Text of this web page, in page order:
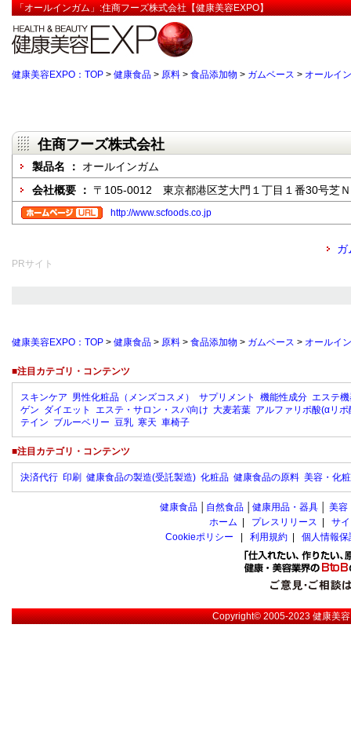
「オールインガム」:住商フーズ株式会社【健康美容EXPO】
健康美容EXPO：TOP > 健康食品 > 原料 > 食品添加物 > ガムベース > オールイ
住商フーズ株式会社
製品名 ： オールインガム
会社概要 ： 〒105-0012 東京都港区芝大門１丁目１番30号芝
http://www.scfoods.co.jp
ガ
PRサイト
健康美容EXPO：TOP > 健康食品 > 原料 > 食品添加物 > ガムベース > オールイ
■注目カテゴリ・コンテンツ
スキンケア 男性化粧品（メンズコスメ） サプリメント 機能性成分 エステ
ゲン ダイエット エステ・サロン・スパ向け 大麦若葉 アルファリポ酸(αリポ
テイン ブルーベリー 豆乳 寒天 車椅子
■注目カテゴリ・コンテンツ
決済代行 印刷 健康食品の製造(受託製造) 化粧品 健康食品の原料 美容・化
健康食品 自然食品 健康用品・器具 美容
ホーム
プレスリリース
サ
Cookieポリシー
利用規約 個人情報
Copyright© 2005-2023健康美